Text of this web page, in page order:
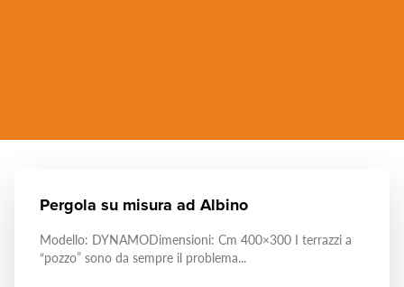
Pergola su misura ad Albino
Modello: DYNAMODimensioni: Cm 400×300 I terrazzi a
“pozzo” sono da sempre il problema...